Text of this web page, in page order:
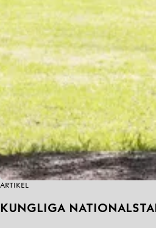
ARTIKEL
KUNGLIGA